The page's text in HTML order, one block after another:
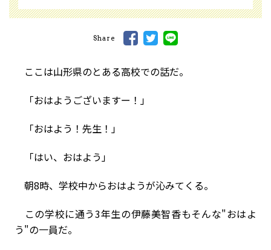
Share
ここは山形県のとある高校での話だ。
「おはようございますー！」
「おはよう！先生！」
「はい、おはよう」
朝8時、学校中からおはようが沁みてくる。
この学校に通う3年生の伊藤美智香もそんな"おはよ
う"の一員だ。